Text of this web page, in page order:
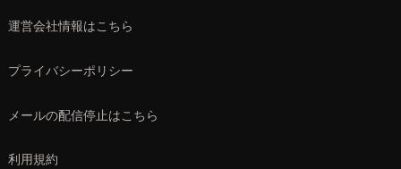
運営会社情報はこちら
プライバシーポリシー
メールの配信停止はこちら
利用規約